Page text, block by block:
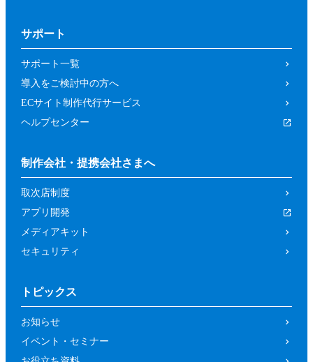
サポート
サポート一覧
導入をご検討中の方へ
ECサイト制作代行サービス
ヘルプセンター
制作会社・提携会社さまへ
取次店制度
アプリ開発
メディアキット
セキュリティ
トピックス
お知らせ
イベント・セミナー